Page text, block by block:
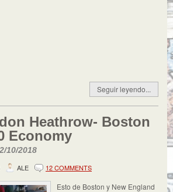
Seguir leyendo...
Heathrow- Boston
Economy
10/2018
ALE 12 COMMENTS
Esto de Boston y New England